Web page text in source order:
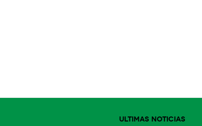
Ultimas Noticias